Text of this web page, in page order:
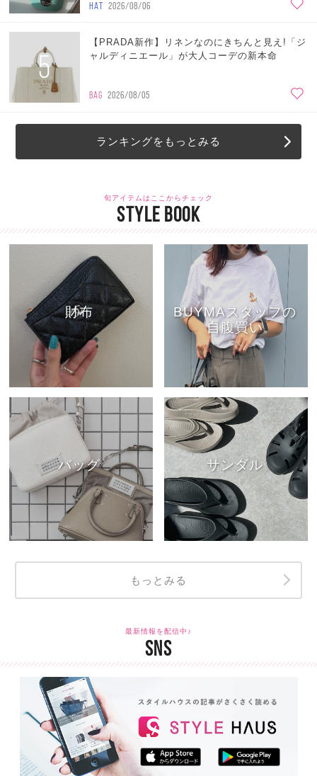
HAT 2026/08/06
5
【PRADA新作】リネンなのにきちんと見え!「ジ
ャルディニエール」が大人コーデの新本命
BAG 2026/08/05
ランキングをもっとみる
旬アイテムはここからチェック
STYLE BOOK
財布
BUYMAスタッフの
自腹買い
バッグ サンダル
もっとみる
最新情報を配信中♪
SNS